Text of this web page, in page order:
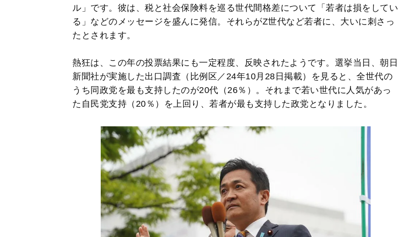
ル」です。彼は、税と社会保険料を巡る世代間格差について「若者は損をしてい
る」などのメッセージを盛んに発信。それらがZ世代など若者に、大いに刺さっ
たとされます。
熱狂は、この年の投票結果にも一定程度、反映されたようです。選挙当日、朝日
新聞社が実施した出口調査（比例区／24年10月28日掲載）を見ると、全世代の
うち同政党を最も支持したのが20代（26％）。それまで若い世代に人気があっ
た自民党支持（20％）を上回り、若者が最も支持した政党となりました。